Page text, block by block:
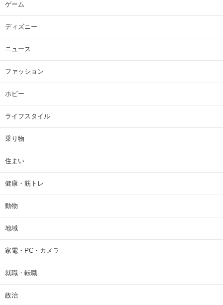
ゲーム
ディズニー
ニュース
ファッション
ホビー
ライフスタイル
乗り物
住まい
健康・筋トレ
動物
地域
家電・PC・カメラ
就職・転職
政治